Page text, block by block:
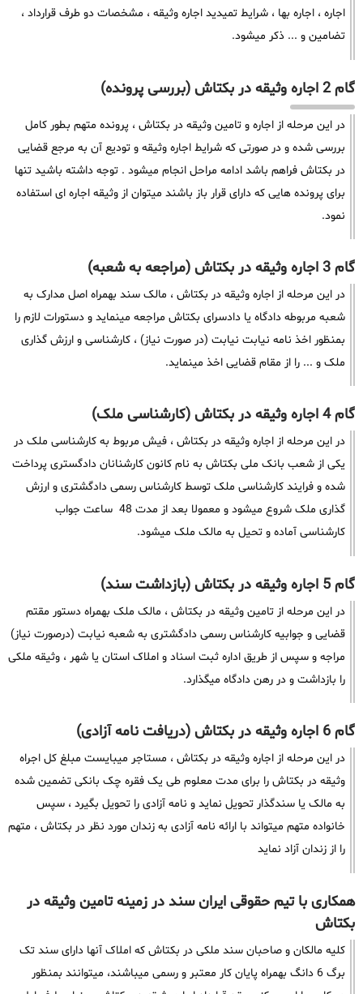
اجاره ، اجاره بها ، شرایط تمیدید اجاره وثیقه ، مشخصات دو طرف قرارداد ،
تضامین و ... ذکر میشود.
گام 2 اجاره وثیقه در بکتاش (بررسی پرونده)
در این مرحله از اجاره و تامین وثیقه در بکتاش ، پرونده متهم بطور کامل
بررسی شده و در صورتی که شرایط اجاره وثیقه و تودیع آن به مرجع قضایی
در بکتاش فراهم باشد ادامه مراحل انجام میشود . توجه داشته باشید تنها
برای پرونده هایی که دارای قرار باز باشند میتوان از وثیقه اجاره ای استفاده
نمود.
گام 3 اجاره وثیقه در بکتاش (مراجعه به شعبه)
در این مرحله از اجاره وثیقه در بکتاش ، مالک سند بهمراه اصل مدارک به
شعبه مربوطه دادگاه یا دادسرای بکتاش مراجعه مینماید و دستورات لازم را
بمنظور اخذ نامه نیابت نیابت (در صورت نیاز) ، کارشناسی و ارزش گذاری
ملک و ... را از مقام قضایی اخذ مینماید.
گام 4 اجاره وثیقه در بکتاش (کارشناسی ملک)
در این مرحله از اجاره وثیقه در بکتاش ، فیش مربوط به کارشناسی ملک در
یکی از شعب بانک ملی بکتاش به نام کانون کارشنانان دادگستری پرداخت
شده و فرایند کارشناسی ملک توسط کارشناس رسمی دادگشتری و ارزش
گذاری ملک شروع میشود و معمولا بعد از مدت 48 ساعت جواب
کارشناسی آماده و تحیل به مالک ملک میشود.
گام 5 اجاره وثیقه در بکتاش (بازداشت سند)
در این مرحله از تامین وثیقه در بکتاش ، مالک ملک بهمراه دستور مقتم
قضایی و جوابیه کارشناس رسمی دادگشتری به شعبه نیابت (درصورت نیاز)
مراجه و سپس از طریق اداره ثبت اسناد و املاک استان یا شهر ، وثیقه ملکی
را بازداشت و در رهن دادگاه میگذارد.
گام 6 اجاره وثیقه در بکتاش (دریافت نامه آزادی)
در این مرحله از اجاره وثیقه در بکتاش ، مستاجر میبایست مبلغ کل اجراه
وثیقه در بکتاش را برای مدت معلوم طی یک فقره چک بانکی تضمین شده
به مالک یا سندگذار تحویل نماید و نامه آزادی را تحویل بگیرد ، سپس
خانواده متهم میتواند با ارائه نامه آزادی به زندان مورد نظر در بکتاش ، متهم
را از زندان آزاد نماید
همکاری با تیم حقوقی ایران سند در زمینه تامین وثیقه در
بکتاش
کلیه مالکان و صاحبان سند ملکی در بکتاش که املاک آنها دارای سند تک
برگ 6 دانگ بهمراه پایان کار معتبر و رسمی میباشند، میتوانند بمنظور